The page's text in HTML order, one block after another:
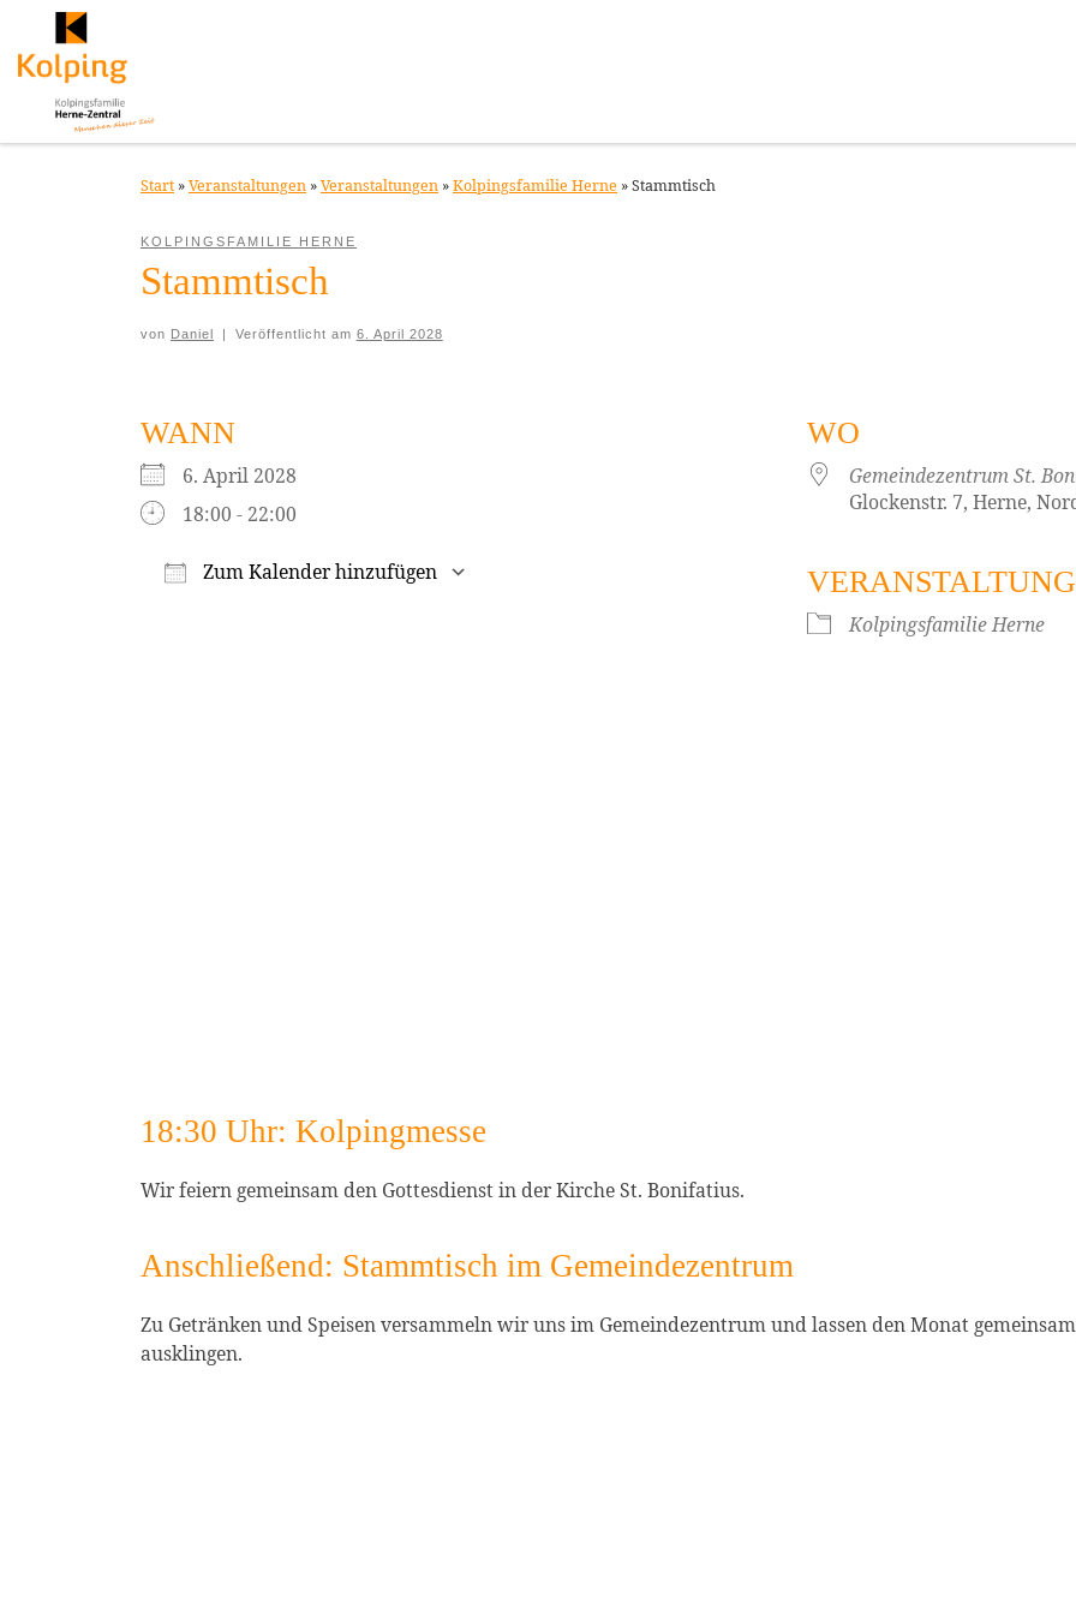
Zum Inhalt springen
Start »Veranstaltungen »Veranstaltungen »Kolpingsfamilie Herne »Stammtisch
KOLPINGSFAMILIE HERNE
Stammtisch
von Daniel | Veröffentlicht am 6. April 2028
WANN
6. April 2028
18:00 - 22:00
Zum Kalender hinzufügen
iCalendar
WO
Gemeindezentrum St.
Glockenstr. 7, Herne,
Kolpingsfamilie Herne
18:30 Uhr: Kolpingmesse
Wir feiern gemeinsam den Gottesdienst in der Kirche St. Bonifatius.
Anschließend: Stammtisch im Gemeindezentrum
Zu Getränken und Speisen versammeln wir uns im Gemeindezentrum und lassen den Monat
ausklingen.